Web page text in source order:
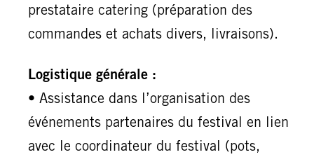
prestataire catering (préparation des
commandes et achats divers, livraisons).
Logistique générale :
• Assistance dans l’organisation des
événements partenaires du festival en lien
avec le coordinateur du festival (pots,